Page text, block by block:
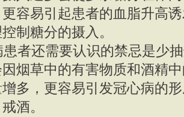
容易引起患者的血脂升高
制糖分的摄入。
还需要认识的禁忌是少抽
烟草中的有害物质和酒精
多，更容易引发冠心病的
酒。